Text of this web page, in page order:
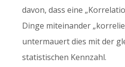
davon, dass eine
Dinge miteinander
untermauert dies mit der
statistischen Kennzahl.